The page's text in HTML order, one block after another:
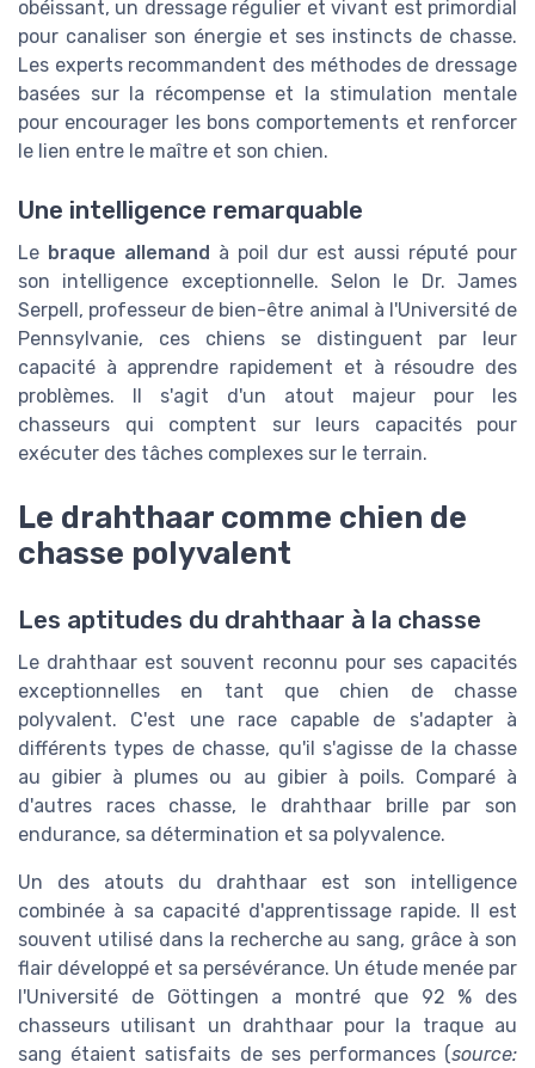
obéissant, un dressage régulier et vivant est primordial
pour canaliser son énergie et ses instincts de chasse.
Les experts recommandent des méthodes de dressage
basées sur la récompense et la stimulation mentale
pour encourager les bons comportements et renforcer
le lien entre le maître et son chien.
Une intelligence remarquable
Le braque allemand à poil dur est aussi réputé pour
son intelligence exceptionnelle. Selon le Dr. James
Serpell, professeur de bien-être animal à l'Université de
Pennsylvanie, ces chiens se distinguent par leur
capacité à apprendre rapidement et à résoudre des
problèmes. Il s'agit d'un atout majeur pour les
chasseurs qui comptent sur leurs capacités pour
exécuter des tâches complexes sur le terrain.
Le drahthaar comme chien de
chasse polyvalent
Les aptitudes du drahthaar à la chasse
Le drahthaar est souvent reconnu pour ses capacités
exceptionnelles en tant que chien de chasse
polyvalent. C'est une race capable de s'adapter à
différents types de chasse, qu'il s'agisse de la chasse
au gibier à plumes ou au gibier à poils. Comparé à
d'autres races chasse, le drahthaar brille par son
endurance, sa détermination et sa polyvalence.
Un des atouts du drahthaar est son intelligence
combinée à sa capacité d'apprentissage rapide. Il est
souvent utilisé dans la recherche au sang, grâce à son
flair développé et sa persévérance. Un étude menée par
l'Université de Göttingen a montré que 92 % des
chasseurs utilisant un drahthaar pour la traque au
sang étaient satisfaits de ses performances (source: